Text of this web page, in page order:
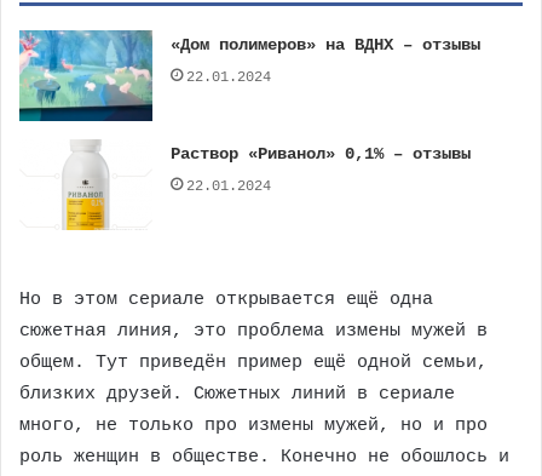
«Дом полимеров» на ВДНХ – отзывы
22.01.2024
Раствор «Риванол» 0,1% – отзывы
22.01.2024
Но в этом сериале открывается ещё одна
сюжетная линия, это проблема измены мужей в
общем. Тут приведён пример ещё одной семьи,
близких друзей. Сюжетных линий в сериале
много, не только про измены мужей, но и про
роль женщин в обществе. Конечно не обошлось и